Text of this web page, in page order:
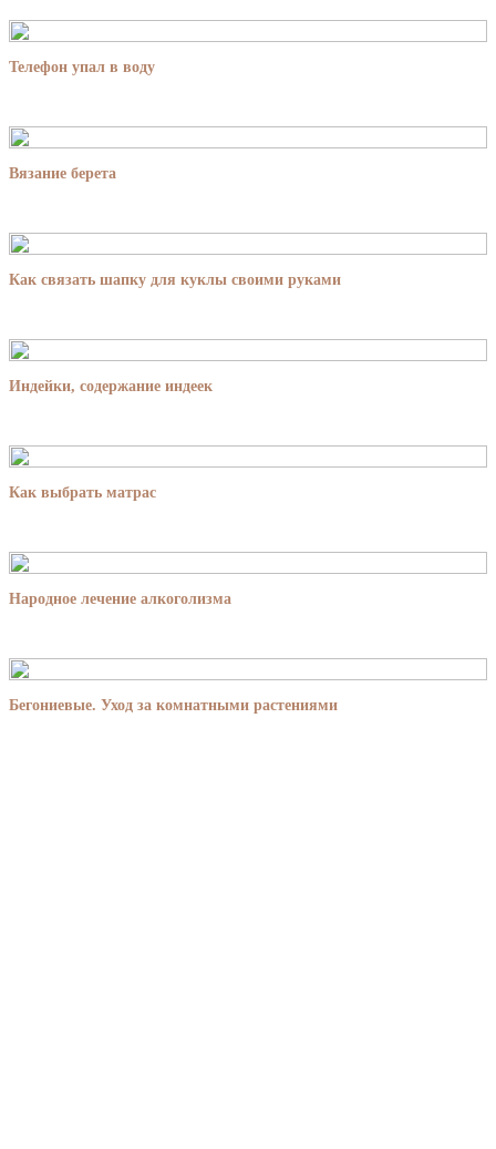
Телефон упал в воду
Вязание берета
Как связать шапку для куклы своими руками
Индейки, содержание индеек
Как выбрать матрас
Народное лечение алкоголизма
Бегониевые. Уход за комнатными растениями